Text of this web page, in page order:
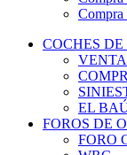
COCHES
VENTA
EL
FOROS DE
FORO
WRC
ERC